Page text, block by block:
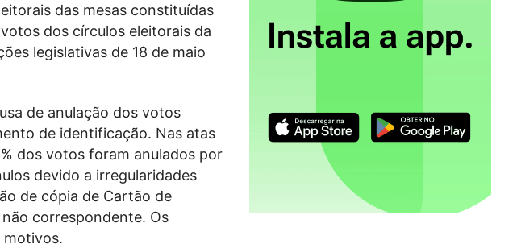
das mesas constituídas
dos círculos eleitorais da
legislativas de 18 de maio
de anulação dos votos
de identificação. Nas atas
dos votos foram anulados por
devido a irregularidades
de cópia de Cartão de
correspondente. Os
motivos.